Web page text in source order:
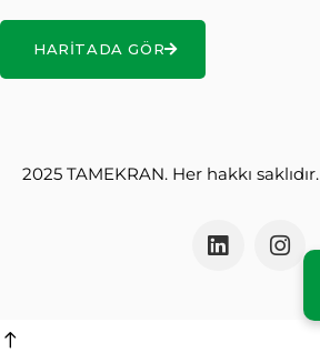
HARITADA GÖR
2025 TAMEKRAN. Her hakkı saklıdır.